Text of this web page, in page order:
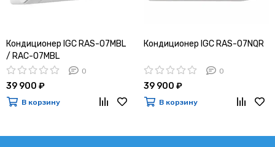
Кондиционер IGC RAS-07MBL
/ RAC-07MBL
0
39 900 ₽
В корзину
Кондиционер IGC RAS-07NQR
0
39 900 ₽
В корзину